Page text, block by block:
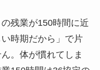
残業が150時間に近
時期だから」で片
。体が慣れてしま